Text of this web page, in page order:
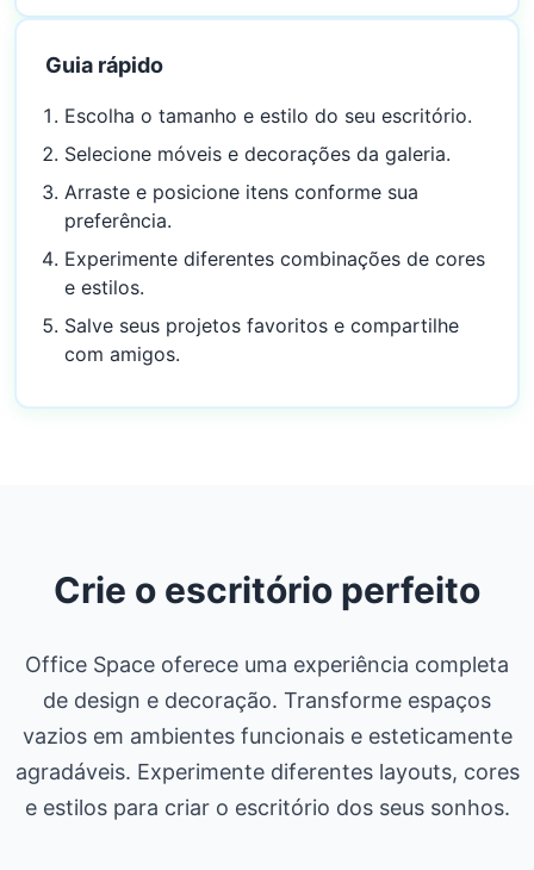
Guia rápido
Escolha o tamanho e estilo do seu escritório.
Selecione móveis e decorações da galeria.
Arraste e posicione itens conforme sua
preferência.
Experimente diferentes combinações de cores
e estilos.
Salve seus projetos favoritos e compartilhe
com amigos.
Crie o escritório perfeito
Office Space oferece uma experiência completa
de design e decoração. Transforme espaços
vazios em ambientes funcionais e esteticamente
agradáveis. Experimente diferentes layouts, cores
e estilos para criar o escritório dos seus sonhos.